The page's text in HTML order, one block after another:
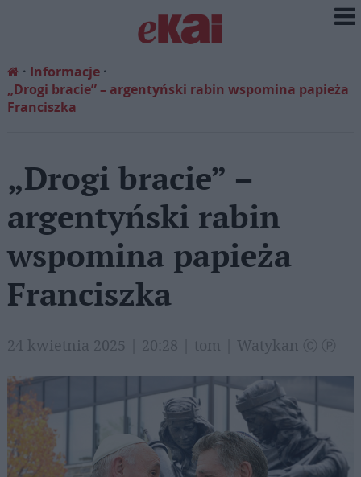
Informacje
„Drogi bracie” – argentyński rabin wspomina papieża
Franciszka
„Drogi bracie” –
argentyński rabin
wspomina papieża
Franciszka
24 kwietnia 2025 | 20:28 | tom | Watykan Ⓒ Ⓟ